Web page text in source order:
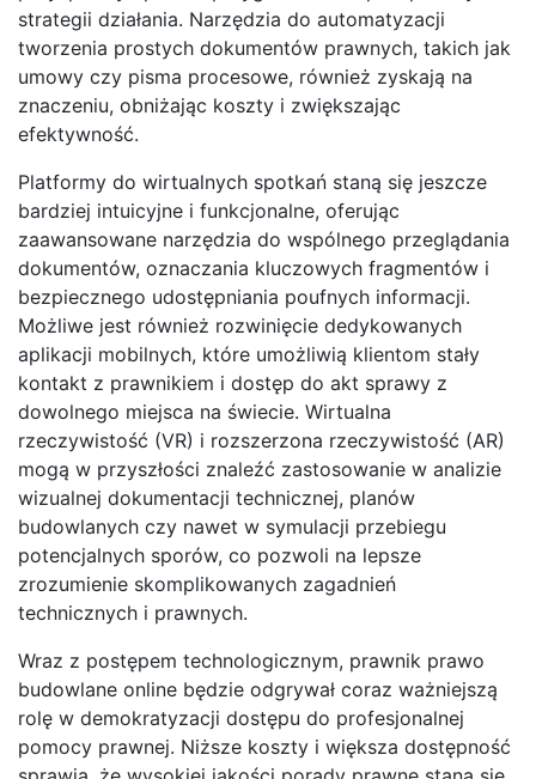
strategii działania. Narzędzia do automatyzacji
tworzenia prostych dokumentów prawnych, takich jak
umowy czy pisma procesowe, również zyskają na
znaczeniu, obniżając koszty i zwiększając
efektywność.
Platformy do wirtualnych spotkań staną się jeszcze
bardziej intuicyjne i funkcjonalne, oferując
zaawansowane narzędzia do wspólnego przeglądania
dokumentów, oznaczania kluczowych fragmentów i
bezpiecznego udostępniania poufnych informacji.
Możliwe jest również rozwinięcie dedykowanych
aplikacji mobilnych, które umożliwią klientom stały
kontakt z prawnikiem i dostęp do akt sprawy z
dowolnego miejsca na świecie. Wirtualna
rzeczywistość (VR) i rozszerzona rzeczywistość (AR)
mogą w przyszłości znaleźć zastosowanie w analizie
wizualnej dokumentacji technicznej, planów
budowlanych czy nawet w symulacji przebiegu
potencjalnych sporów, co pozwoli na lepsze
zrozumienie skomplikowanych zagadnień
technicznych i prawnych.
Wraz z postępem technologicznym, prawnik prawo
budowlane online będzie odgrywał coraz ważniejszą
rolę w demokratyzacji dostępu do profesjonalnej
pomocy prawnej. Niższe koszty i większa dostępność